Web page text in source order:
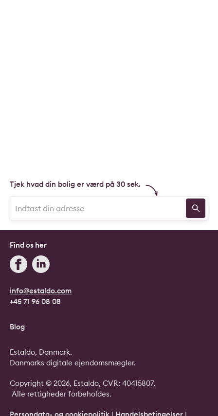
Tjek hvad din bolig er værd på 30 sek.
info@estaldo.com
+45 71 96 08 08
Find os her
Blog
Copyright © 2026, Estaldo, CVR: 40415807.
Alle rettigheder forbeholdes.
Persondata- og cookiepolitik | Handelsbetingelser |
Estaldo, Danmark.
Danmarks digitale ejendomsmægler.